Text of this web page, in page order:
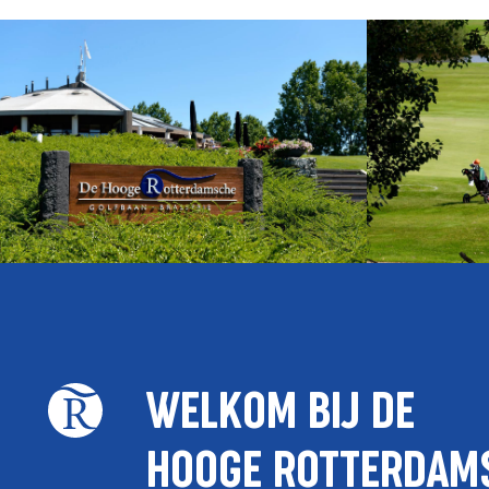
WELKOM BIJ DE
HOOGE